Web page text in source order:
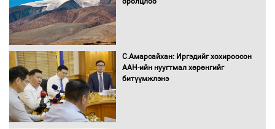
С.Амарсайхан: Иргэдийг хохироосон
ААН-ийн нуугтмал хөрөнгийг
битүүмжлэнэ